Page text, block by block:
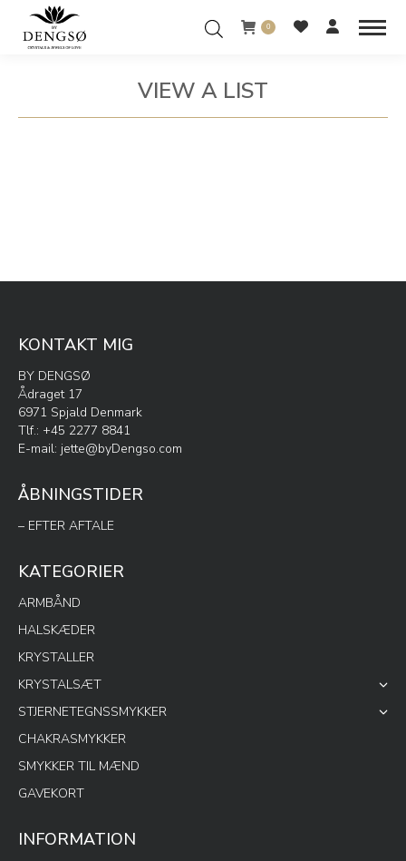
0
VIEW A LIST
You are here:
KONTAKT MIG
BY DENGSØ
Ådraget 17
6971 Spjald Denmark
Tlf.: +45 2277 8841
E-mail: jette@byDengso.com
ÅBNINGSTIDER
– EFTER AFTALE
KATEGORIER
ARMBÅND
HALSKÆDER
KRYSTALLER
KRYSTALSÆT
STJERNETEGNSSMYKKER
CHAKRASMYKKER
SMYKKER TIL MÆND
GAVEKORT
INFORMATION